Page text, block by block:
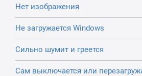
Нет изображения
Не загружается Windows
Сильно шумит и греется
Сам выключается или